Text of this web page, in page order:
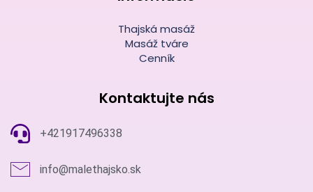
Thajská masáž
Masáž tváre
Cenník
Kontaktujte nás
+421917496338
info@malethajsko.sk